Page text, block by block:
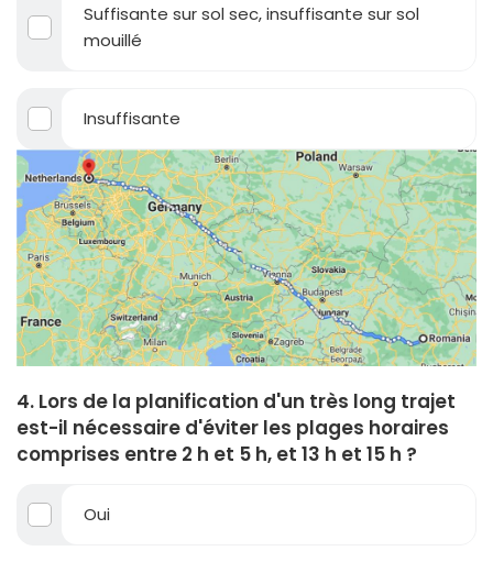
Suffisante sur sol sec, insuffisante sur sol
mouillé
Insuffisante
4. Lors de la planification d'un très long trajet
est-il nécessaire d'éviter les plages horaires
comprises entre 2 h et 5 h, et 13 h et 15 h ?
Oui